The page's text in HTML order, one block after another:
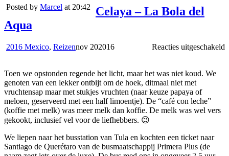
Posted by Marcel at 20:42
Celaya – La Bola del
Aqua
2016 Mexico, Reizen Reacties uitgeschakeld
nov 202016
Toen we opstonden regende het licht, maar het was niet koud. We
genoten van een lekker ontbijt om de hoek, ditmaal niet met
vruchtensap maar met stukjes vruchten (naar keuze papaya of
meloen, geserveerd met een half limoentje). De “café con leche”
(koffie met melk) was meer melk dan koffie. De melk was wel vers
gekookt, inclusief vel voor de liefhebbers. 😉
We liepen naar het busstation van Tula en kochten een ticket naar
Santiago de Querétaro van de busmaatschappij Primera Plus (de